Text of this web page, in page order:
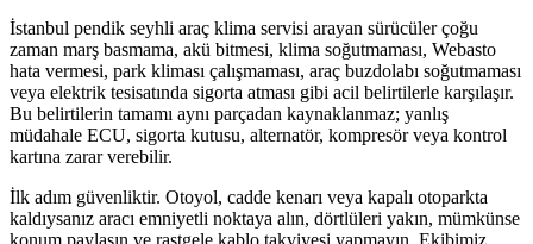
İstanbul pendik seyhli araç klima servisi arayan sürücüler çoğu
zaman marş basmama, akü bitmesi, klima soğutmaması, Webasto
hata vermesi, park kliması çalışmaması, araç buzdolabı soğutmaması
veya elektrik tesisatında sigorta atması gibi acil belirtilerle karşılaşır.
Bu belirtilerin tamamı aynı parçadan kaynaklanmaz; yanlış
müdahale ECU, sigorta kutusu, alternatör, kompresör veya kontrol
kartına zarar verebilir.
İlk adım güvenliktir. Otoyol, cadde kenarı veya kapalı otoparkta
kaldıysanız aracı emniyetli noktaya alın, dörtlüleri yakın, mümkünse